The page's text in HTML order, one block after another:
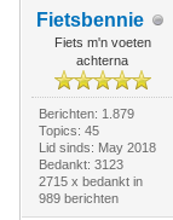
Fietsbennie
Fiets m'n voeten
achterna
Berichten: 1.879
Topics: 45
Lid sinds: May 2018
Bedankt: 3123
2715 x bedankt in
989 berichten